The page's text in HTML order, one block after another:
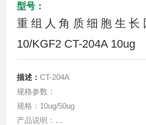
型号：
重组人角质细胞生长
10/KGF2 CT-204A 10ug
描述：CT-204A
规格参数：
规格：10ug/50ug
产品说明：